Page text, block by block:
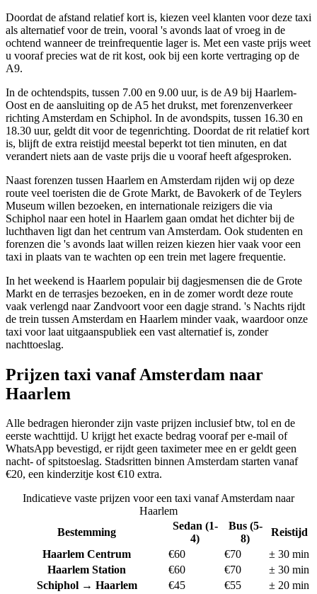
Doordat de afstand relatief kort is, kiezen veel klanten voor deze taxi
als alternatief voor de trein, vooral 's avonds laat of vroeg in de
ochtend wanneer de treinfrequentie lager is. Met een vaste prijs weet
u vooraf precies wat de rit kost, ook bij een korte vertraging op de
A9.
In de ochtendspits, tussen 7.00 en 9.00 uur, is de A9 bij Haarlem-
Oost en de aansluiting op de A5 het drukst, met forenzenverkeer
richting Amsterdam en Schiphol. In de avondspits, tussen 16.30 en
18.30 uur, geldt dit voor de tegenrichting. Doordat de rit relatief kort
is, blijft de extra reistijd meestal beperkt tot tien minuten, en dat
verandert niets aan de vaste prijs die u vooraf heeft afgesproken.
Naast forenzen tussen Haarlem en Amsterdam rijden wij op deze
route veel toeristen die de Grote Markt, de Bavokerk of de Teylers
Museum willen bezoeken, en internationale reizigers die via
Schiphol naar een hotel in Haarlem gaan omdat het dichter bij de
luchthaven ligt dan het centrum van Amsterdam. Ook studenten en
forenzen die 's avonds laat willen reizen kiezen hier vaak voor een
taxi in plaats van te wachten op een trein met lagere frequentie.
In het weekend is Haarlem populair bij dagjesmensen die de Grote
Markt en de terrasjes bezoeken, en in de zomer wordt deze route
vaak verlengd naar Zandvoort voor een dagje strand. 's Nachts rijdt
de trein tussen Amsterdam en Haarlem minder vaak, waardoor onze
taxi voor laat uitgaanspubliek een vast alternatief is, zonder
nachttoeslag.
Prijzen taxi vanafAmsterdam naar
Haarlem
Alle bedragen hieronder zijn vaste prijzen inclusief btw, tol en de
eerste wachttijd. U krijgt het exacte bedrag vooraf per e-mail of
WhatsApp bevestigd, er rijdt geen taximeter mee en er geldt geen
nacht- of spitstoeslag. Stadsritten binnen Amsterdam starten vanaf
€20, een kinderzitje kost €10 extra.
Indicatieve vaste prijzen voor een taxi vanafAmsterdam naar
Haarlem
Bestemming
Sedan (1-
4)
Bus (5-
8)
Reistijd
Haarlem Centrum
€60 €70 ± 30 min
Haarlem Station
€60 €70 ± 30 min
Schiphol → Haarlem
€45 €55 ± 20 min